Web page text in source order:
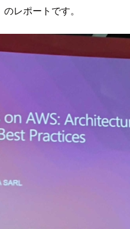
のレポートです。